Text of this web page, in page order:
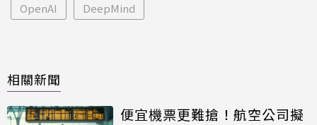
OpenAI DeepMind
相關新聞
便宜機票更難搶！航空公司擬